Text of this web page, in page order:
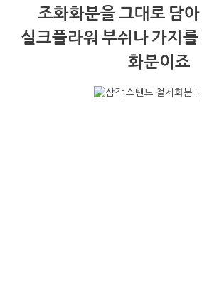
조화화분을 그대로 담
실크플라워 부쉬나 가지
화분이죠